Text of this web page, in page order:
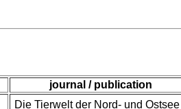
journal / publication
Die Tierwelt der Nord- und Ostsee